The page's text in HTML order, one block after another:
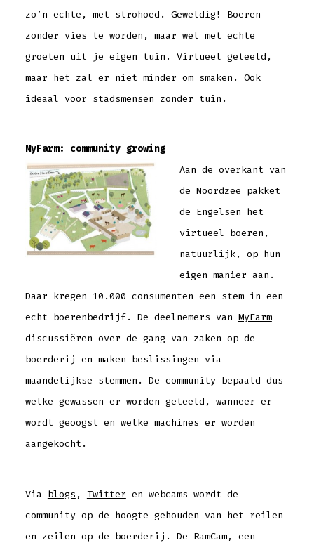
zo’n echte, met strohoed. Geweldig! Boeren
zonder vies te worden, maar wel met echte
groeten uit je eigen tuin. Virtueel geteeld,
maar het zal er niet minder om smaken. Ook
ideaal voor stadsmensen zonder tuin.
MyFarm: community growing
Aan de overkant van
de Noordzee pakket
de Engelsen het
virtueel boeren,
natuurlijk, op hun
eigen manier aan.
Daar kregen 10.000 consumenten een stem in een
echt boerenbedrijf. De deelnemers van MyFarm
discussiëren over de gang van zaken op de
boerderij en maken beslissingen via
maandelijkse stemmen. De community bepaald dus
welke gewassen er worden geteeld, wanneer er
wordt geoogst en welke machines er worden
aangekocht.
Via blogs , Twitter en webcams wordt de
community op de hoogte gehouden van het reilen
en zeilen op de boerderij. De RamCam, een